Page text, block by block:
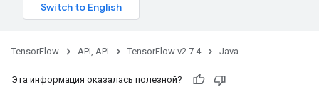
TensorFlow API, API TensorFlow v2.7.4 Java
Эта информация оказалась полезной?